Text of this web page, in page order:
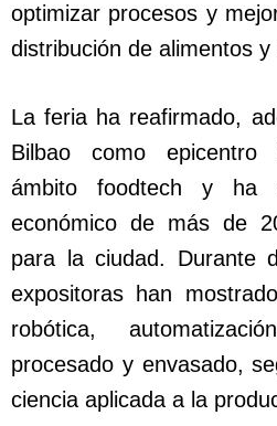
optimizar procesos y
distribución de alimentos y
La feria ha reafirmado,
Bilbao como epicentro
ámbito foodtech y ha
económico de más de
para la ciudad. Durante
expositoras han
robótica,
procesado y envasado,
ciencia aplicada a la